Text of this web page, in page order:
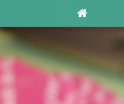
contenu